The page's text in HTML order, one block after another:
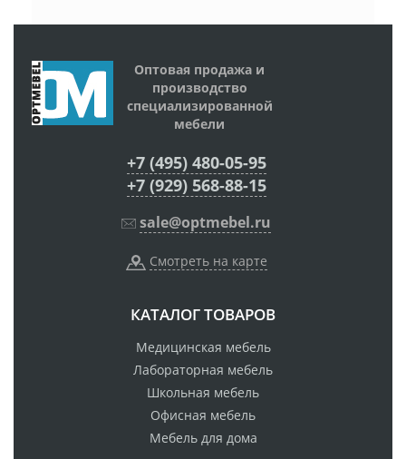
Оптовая продажа и
производство
специализированной
мебели
+7 (495) 480-05-95
+7 (929) 568-88-15
sale@optmebel.ru
Смотреть на карте
КАТАЛОГ ТОВАРОВ
Медицинская мебель
Лабораторная мебель
Школьная мебель
Офисная мебель
Мебель для дома